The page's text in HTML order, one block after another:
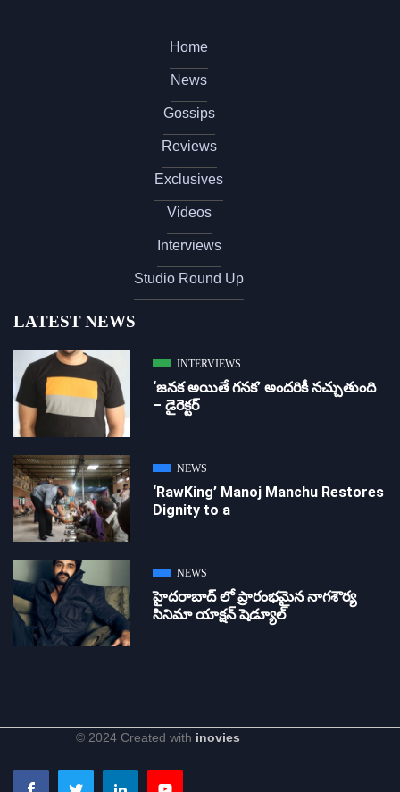
Home
News
Gossips
Reviews
Exclusives
Videos
Interviews
Studio Round Up
LATEST NEWS
INTERVIEWS
‘జ‌న‌క అయితే గ‌న‌క‌’ అందరికీ నచ్చుతుంది
– డైరెక్ట‌ర్
NEWS
‘RawKing’ Manoj Manchu Restores
Dignity to a
NEWS
హైదరాబాద్ లో ప్రారంభమైన నాగశౌర్య
సినిమా యాక్షన్ షెడ్యూల్
© 2024 Created with inovies